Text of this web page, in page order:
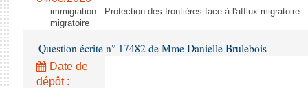
immigration - Protection des frontières face à l'afflux migratoire
migratoire
Question écrite n° 17482 de Mme Danielle Brulebois
Date de
dépôt :